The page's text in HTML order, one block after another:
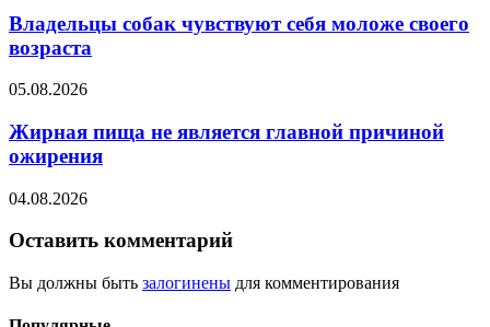
Владельцы собак чувствуют себя моложе своего
возраста
05.08.2026
Жирная пища не является главной причиной
ожирения
04.08.2026
Оставить комментарий
Вы должны быть залогинены для комментирования